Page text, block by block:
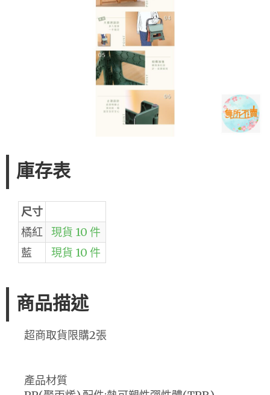
庫存表
尺寸
橘紅
現貨 10 件
藍
現貨 10 件
商品描述
超商取貨限購2張
產品材質